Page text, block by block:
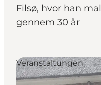
Filsø, hvor han
gennem 30 år
Veranstaltungen